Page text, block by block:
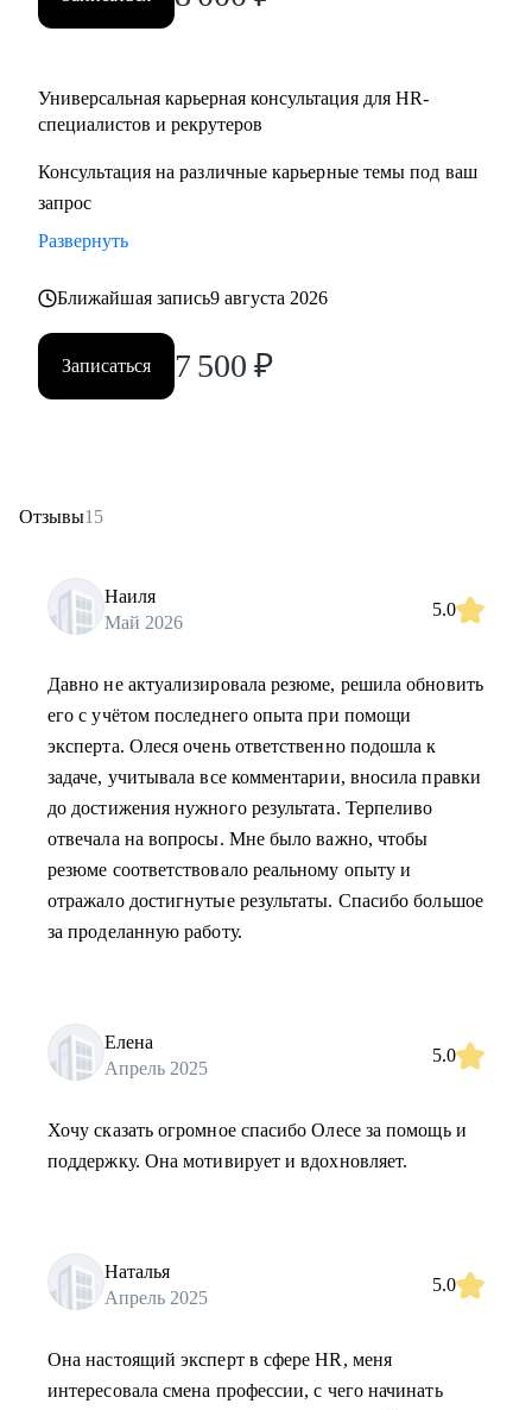
Partner;
Универсальная карьерная консультация для HR-
специалистов и рекрутеров
Консультация на различные карьерные темы под ваш
запрос
Развернуть
Ближайшая запись9 августа 2026
Записаться 7 500 ₽
Отзывы15
Наиля
Май 2026
5.0
Давно не актуализировала резюме, решила обновить
его с учётом последнего опыта при помощи
эксперта. Олеся очень ответственно подошла к
задаче, учитывала все комментарии, вносила правки
до достижения нужного результата. Терпеливо
отвечала на вопросы. Мне было важно, чтобы
резюме соответствовало реальному опыту и
отражало достигнутые результаты. Спасибо большое
за проделанную работу.
Елена
Апрель 2025
5.0
Хочу сказать огромное спасибо Олесе за помощь и
поддержку. Она мотивирует и вдохновляет.
Наталья
Апрель 2025
5.0
Она настоящий эксперт в сфере HR, меня
интересовала смена профессии, с чего начинать